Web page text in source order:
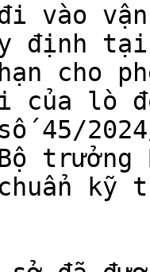
vào
định tại
cho
của lò
45/2024/
Bộ
chuẩn